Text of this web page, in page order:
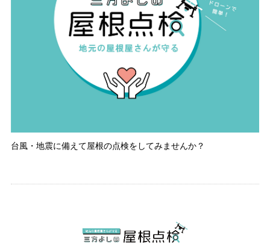
台風・地震に備えて屋根の点検をしてみませんか？